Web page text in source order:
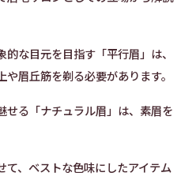
な目元を目指す「平行眉」は、
眉丘筋を剃る必要があります。
せる「ナチュラル眉」は、素眉を
て、ベストな色味にしたアイテム